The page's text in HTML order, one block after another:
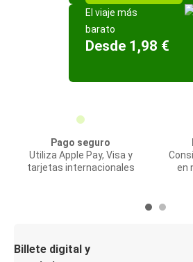
El viaje más
barato
Desde 1,98 €
Pago seguro
Utiliza Apple Pay, Visa y
tarjetas internacionales
en
Billete digital y